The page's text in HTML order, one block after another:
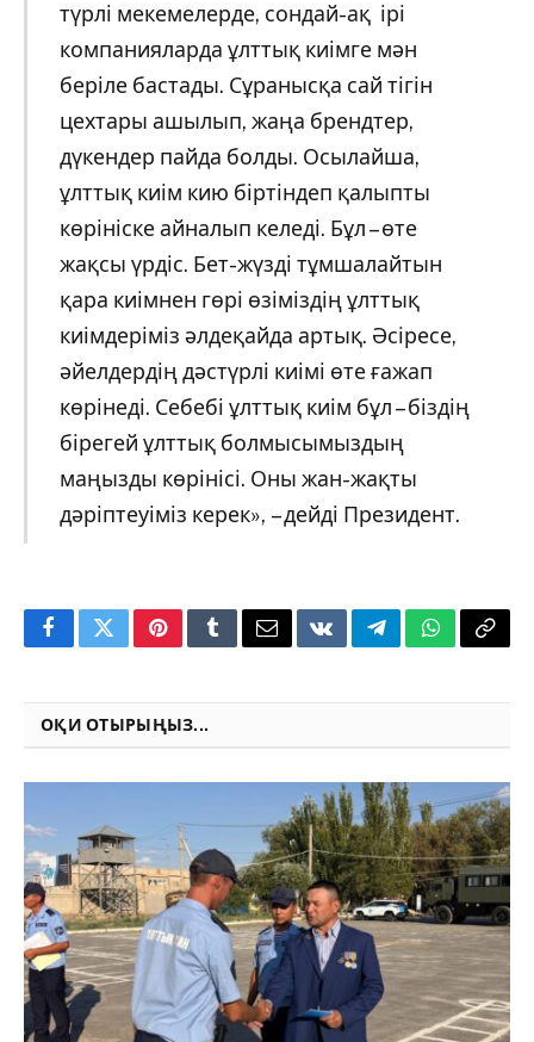
түрлі мекемелерде, сондай-ақ ірі
компанияларда ұлттық киімге мән
беріле бастады. Сұранысқа сай тігін
цехтары ашылып, жаңа брендтер,
дүкендер пайда болды. Осылайша,
ұлттық киім кию біртіндеп қалыпты
көрініске айналып келеді. Бұл – өте
жақсы үрдіс. Бет-жүзді тұмшалайтын
қара киімнен гөрі өзіміздің ұлттық
киімдеріміз әлдеқайда артық. Әсіресе,
әйелдердің дәстүрлі киімі өте ғажап
көрінеді. Себебі ұлттық киім бұл – біздің
бірегей ұлттық болмысымыздың
маңызды көрінісі. Оны жан-жақты
дәріптеуіміз керек», – дейді Президент.
FacebookTwitterPinterestTumblrEmailVKontakteTelegramWhatsApp
Copy
ОҚИ ОТЫРЫҢЫЗ...